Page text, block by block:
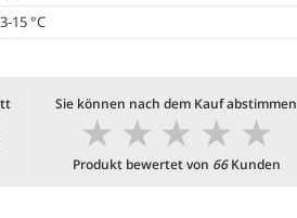
15 °C
Sie können nach dem Kauf abstimmen
★
★
★
★
★
Produkt bewertet von 66Kunden